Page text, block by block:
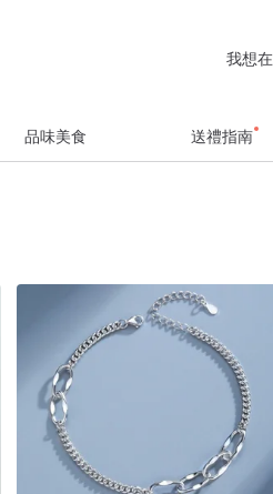
我想
品味美食 送禮指南